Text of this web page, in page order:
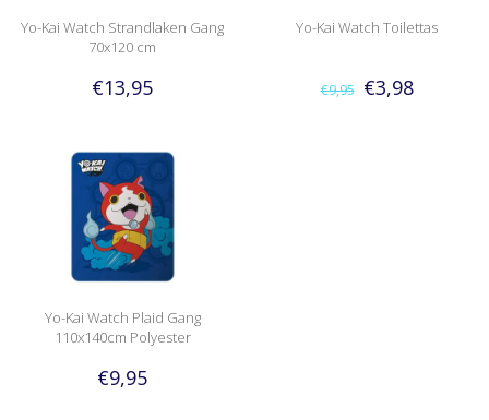
Yo-Kai Watch Strandlaken Gang
70x120 cm
€13,95
Yo-Kai Watch Toilettas
€9,95 €3,98
Yo-Kai Watch Plaid Gang
110x140cm Polyester
€9,95